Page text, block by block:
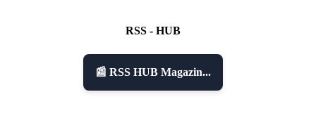
RSS - HUB
📰 RSS HUB Magazin...